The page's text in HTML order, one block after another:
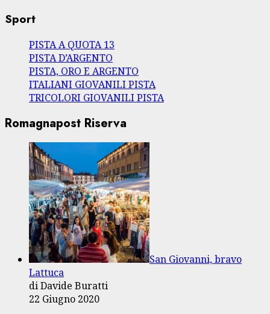
Sport
PISTA A QUOTA 13
PISTA D’ARGENTO
PISTA, ORO E ARGENTO
ITALIANI GIOVANILI PISTA
TRICOLORI GIOVANILI PISTA
Romagnapost Riserva
San Giovanni, bravo
Lattuca
di Davide Buratti
22 Giugno 2020